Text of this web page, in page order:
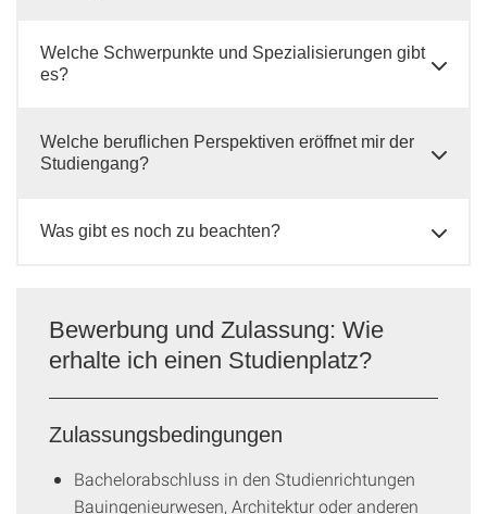
Welche Schwerpunkte und Spezialisierungen gibt
es?
Welche beruflichen Perspektiven eröffnet mir der
Studiengang?
Was gibt es noch zu beachten?
Bewerbung und Zulassung: Wie
erhalte ich einen Studienplatz?
Zulassungsbedingungen
Bachelorabschluss in den Studienrichtungen
Bauingenieurwesen, Architektur oder anderen